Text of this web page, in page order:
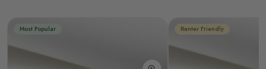
Most Popular Renter Friendly